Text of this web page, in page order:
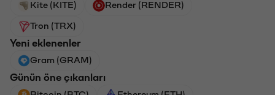
Kite (KITE) Render (RENDER)
Tron (TRX)
Yeni eklenenler
Gram (GRAM)
Günün öne çıkanları